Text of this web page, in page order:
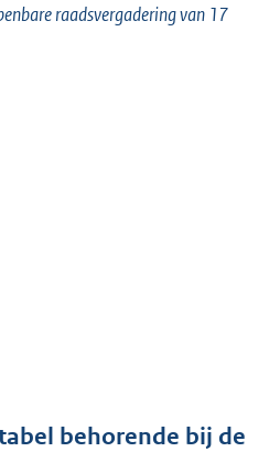
raadsvergadering van 17
behorende bij de